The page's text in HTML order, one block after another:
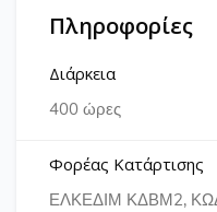
Πληροφορίες
Διάρκεια
400 ώρες
Φορέας Κατάρτισης
ΕΛΚΕΔΙΜ ΚΔΒΜ2,